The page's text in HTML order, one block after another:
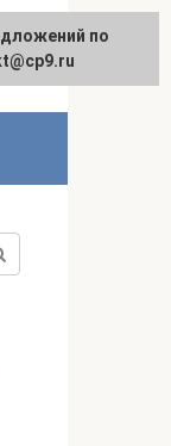
по